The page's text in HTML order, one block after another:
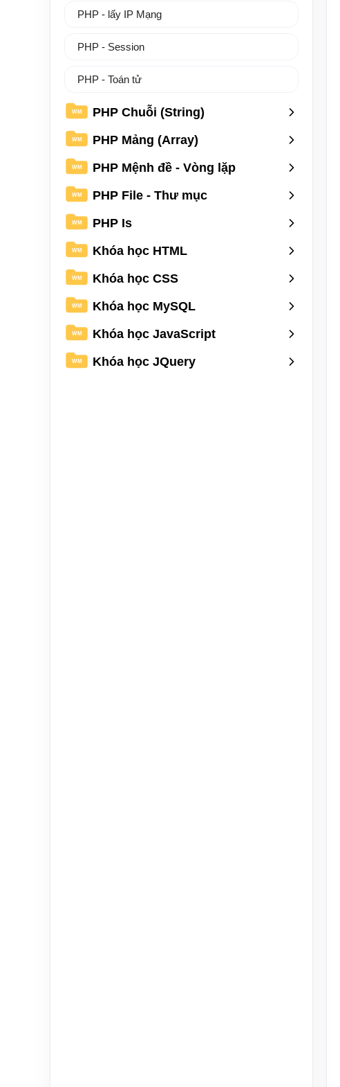
PHP - lấy IP Mạng
PHP - Session
PHP - Toán tử
WM PHP Chuỗi (String)
WM PHP Mảng (Array)
WM PHP Mệnh đề - Vòng lặp
WM PHP File - Thư mục
WM PHP Is
WM Khóa học HTML
WM Khóa học CSS
WM Khóa học MySQL
WM Khóa học JavaScript
WM Khóa học JQuery